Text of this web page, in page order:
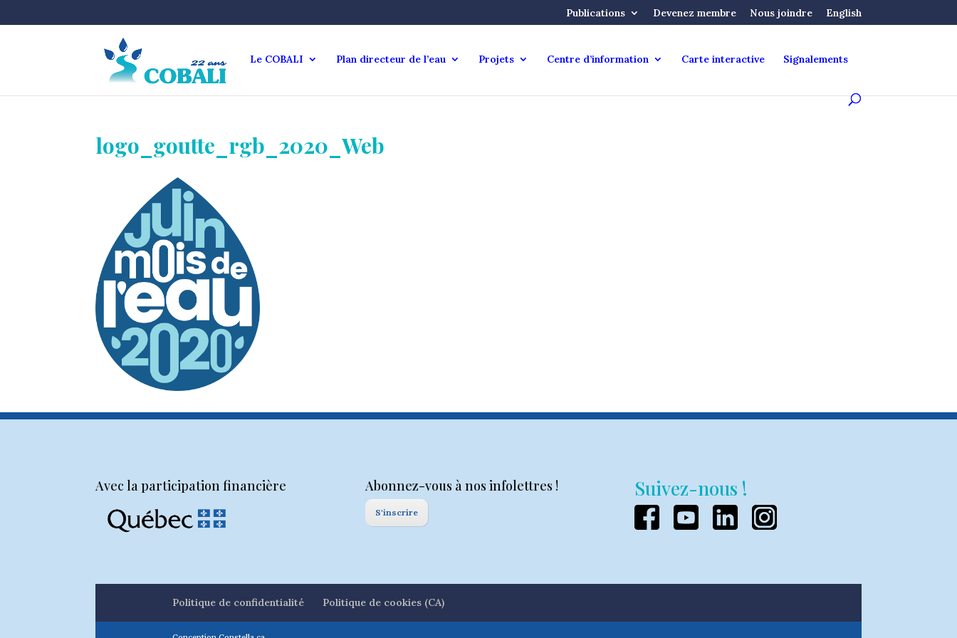
Publications Devenez membre Nous joindre English
Le COBALI Plan directeur de l’eau Projets Centre d’information Carte interactive Signalements
logo_goutte_rgb_2020_Web
Avec la participation financière Abonnez-vous à nos infolettres !
S'inscrire
Suivez-nous !
Politique de confidentialité Politique de cookies (CA)